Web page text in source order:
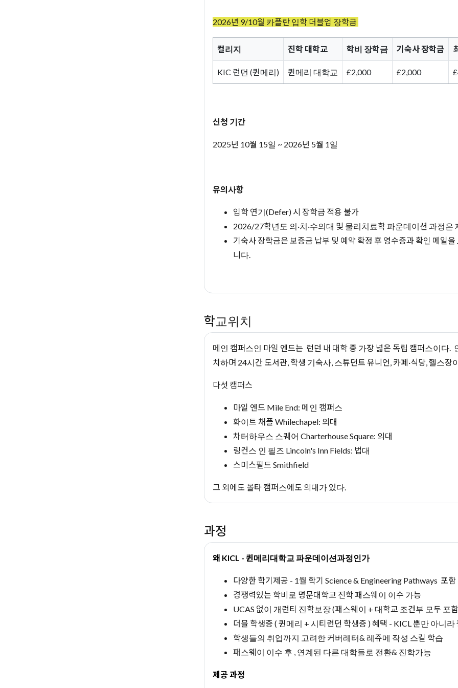
2026년 9/10월 카플란 입학 더블업 장학금
컬리지 진학 대학교 학비 장학금 기숙사 장학금
KIC 런던 (퀸메리) 퀸메리 대학교 £2,000 £2,000
신청 기간
2025년 10월 15일 ~ 2026년 5월 1일
유의사항
입학 연기(Defer) 시 장학금 적용 불가
2026/27학년도 의·치·수의대 및 물리치료학 파운데이션 과정은
기숙사 장학금은 보증금 납부 및 예약 확정 후 영수증과 확인 메일을
니다.
학교위치
메인 캠퍼스인 마일 엔드는 런던 내 대학 중 가장 넓은 독립 캠퍼스이다.
치하며 24시간 도서관, 학생 기숙사, 스튜던트 유니언, 카페·식당, 헬스장
다섯 캠퍼스
마일 엔드 Mile End: 메인 캠퍼스
화이트 채플 Whilechapel: 의대
차터하우스 스퀘어 Charterhouse Square: 의대
링컨스 인 필즈 Lincoln's Inn Fields: 법대
스미스필드 Smithfield
그 외에도 몰타 캠퍼스에도 의대가 있다.
과정
왜 KICL - 퀸메리대학교 파운데이션과정인가
다양한 학기제공 - 1월 학기 Science & Engineering Pathways 포함
경쟁력있는 학비로 명문대학교 진학 패스웨이 이수 가능
UCAS 없이 개런티 진학보장 (패스웨이 + 대학교 조건부 모두 포
더블 학생증 ( 퀸메리 + 시티런던 학생증 ) 혜택 - KICL 뿐만 아니
학생들의 취업까지 고려한 커버레터& 레쥬메 작성 스킬 학습
패스웨이 이수 후 , 연계된 다른 대학들로 전환& 진학가능
제공 과정